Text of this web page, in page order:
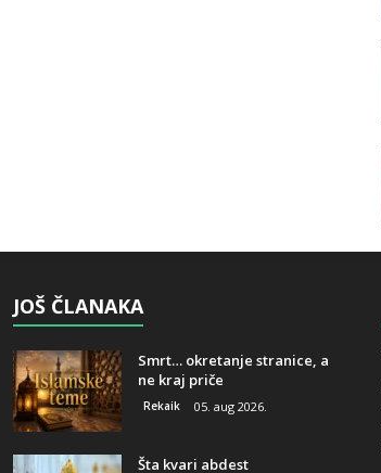
JOŠ ČLANAKA
Smrt… okretanje stranice, a
ne kraj priče
Rekaik 05. aug 2026.
Šta kvari abdest